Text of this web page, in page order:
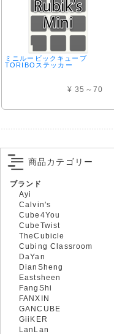
ミニルービックキューブ
TORIBOステッカー
¥ 35～70
商品カテゴリー
ブランド
Ayi
Calvin's
Cube4You
CubeTwist
TheCubicle
Cubing Classroom
DaYan
DianSheng
Eastsheen
FangShi
FANXIN
GANCUBE
GiiKER
LanLan